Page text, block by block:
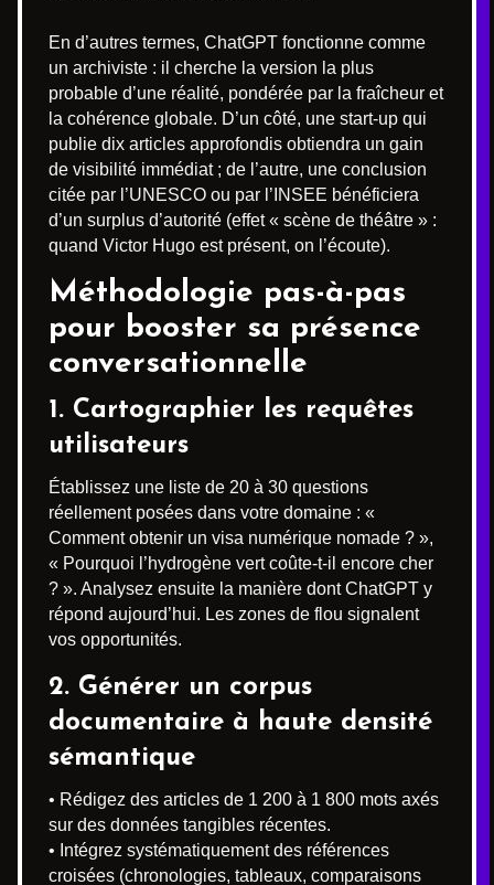
En d’autres termes, ChatGPT fonctionne comme
un archiviste : il cherche la version la plus
probable d’une réalité, pondérée par la fraîcheur et
la cohérence globale. D’un côté, une start-up qui
publie dix articles approfondis obtiendra un gain
de visibilité immédiat ; de l’autre, une conclusion
citée par l’UNESCO ou par l’INSEE bénéficiera
d’un surplus d’autorité (effet « scène de théâtre » :
quand Victor Hugo est présent, on l’écoute).
Méthodologie pas-à-pas
pour booster sa présence
conversationnelle
1. Cartographier les requêtes
utilisateurs
Établissez une liste de 20 à 30 questions
réellement posées dans votre domaine : «
Comment obtenir un visa numérique nomade ? »,
« Pourquoi l’hydrogène vert coûte-t-il encore cher
? ». Analysez ensuite la manière dont ChatGPT y
répond aujourd’hui. Les zones de flou signalent
vos opportunités.
2. Générer un corpus
documentaire à haute densité
sémantique
• Rédigez des articles de 1 200 à 1 800 mots axés
sur des données tangibles récentes.
• Intégrez systématiquement des références
croisées (chronologies, tableaux, comparaisons